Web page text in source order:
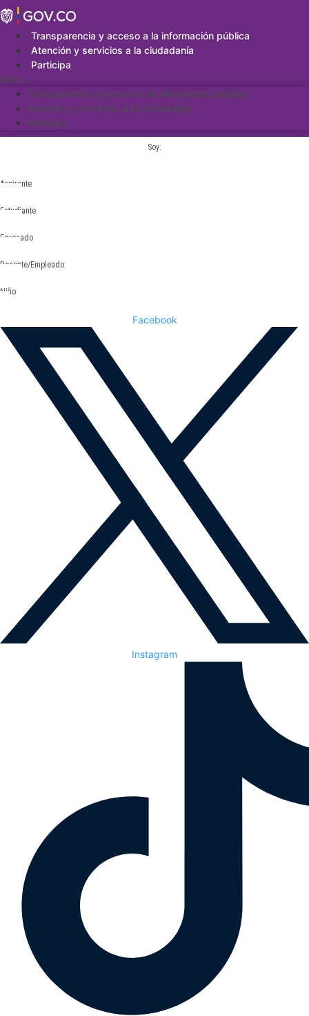
Saltar
al
contenidoTransparencia y acceso a la información pública
Atención y servicios a la ciudadanía
Participa
Menu
Transparencia y acceso a la información pública
Atención y servicios a la ciudadanía
Participa
Soy:
Aspirante
Estudiante
Egresado
Docente/Empleado
Niño
Facebook
Instagram